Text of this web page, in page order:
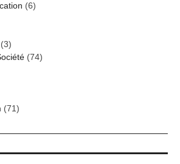
(6)
(3)
(74)
(71)